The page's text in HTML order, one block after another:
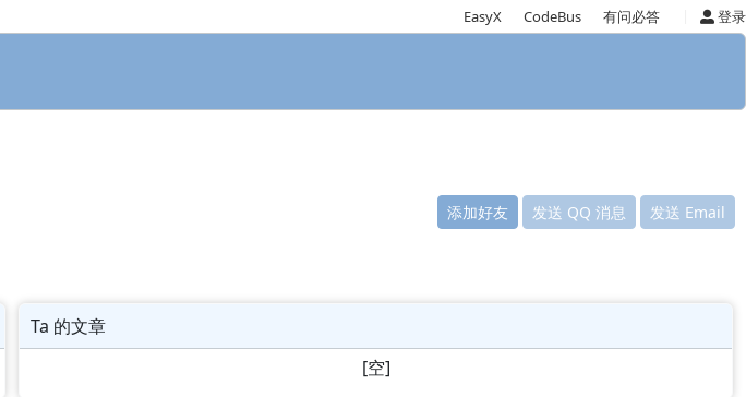
EasyX CodeBus 有问必答 登录
添加好友 发送 QQ 消息 发送 Email
Ta 的文章
[空]